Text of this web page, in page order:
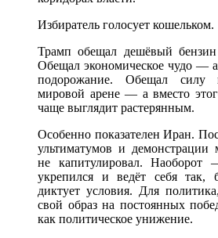
Избиратель голосует кошельком.
Трамп обещал дешёвый
Обещал экономическое чудо —
подорожание. Обещал
мировой арене — а вместо
чаще выглядит растерянным.
Особенно показателен Иран.
ультиматумов и демонстрации
не капитулировал. Наоборот
укрепился и ведёт себя так,
диктует условия. Для
свой образ на постоянных
как политическое унижение.